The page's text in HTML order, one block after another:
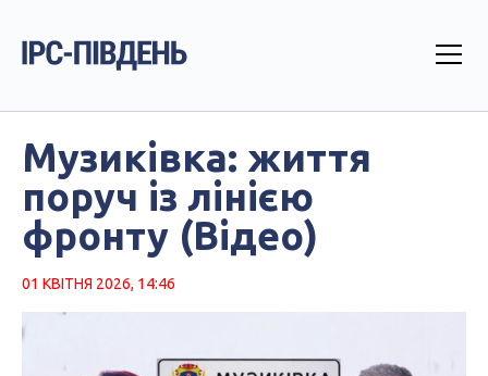
Музиківка: життя
поруч із лінією
фронту (Відео)
01 КВІТНЯ 2026, 14:46